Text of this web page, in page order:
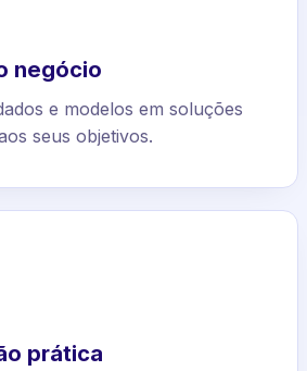
negócio
e modelos em soluções
seus objetivos.
prática